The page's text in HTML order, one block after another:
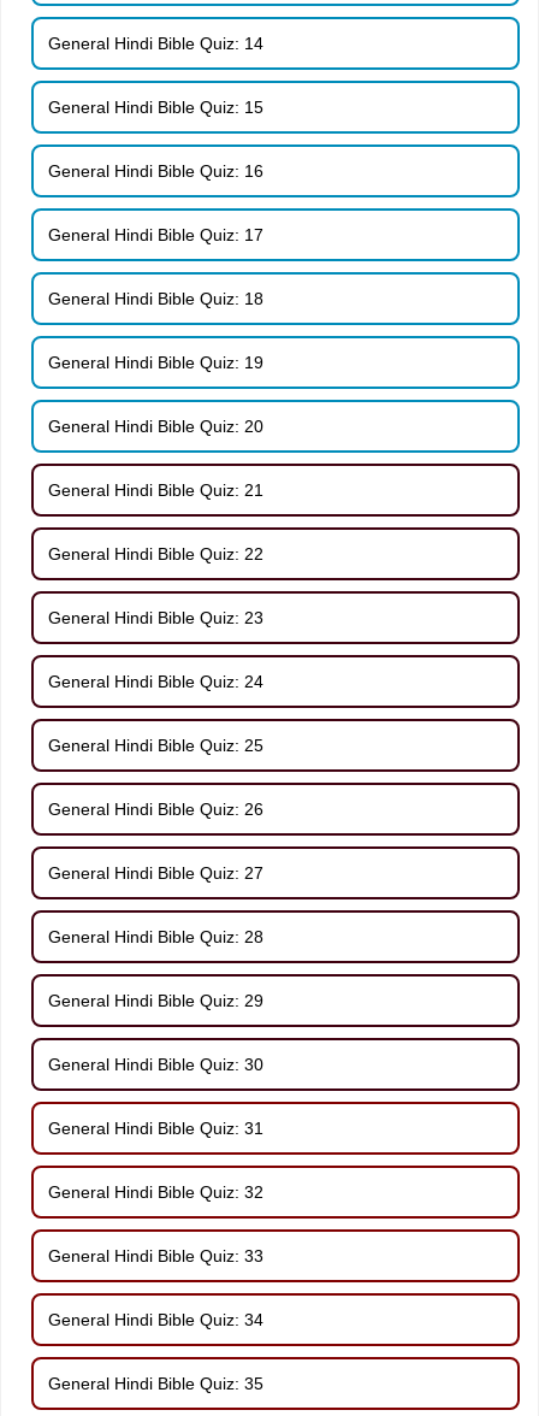
General Hindi Bible Quiz: 14
General Hindi Bible Quiz: 15
General Hindi Bible Quiz: 16
General Hindi Bible Quiz: 17
General Hindi Bible Quiz: 18
General Hindi Bible Quiz: 19
General Hindi Bible Quiz: 20
General Hindi Bible Quiz: 21
General Hindi Bible Quiz: 22
General Hindi Bible Quiz: 23
General Hindi Bible Quiz: 24
General Hindi Bible Quiz: 25
General Hindi Bible Quiz: 26
General Hindi Bible Quiz: 27
General Hindi Bible Quiz: 28
General Hindi Bible Quiz: 29
General Hindi Bible Quiz: 30
General Hindi Bible Quiz: 31
General Hindi Bible Quiz: 32
General Hindi Bible Quiz: 33
General Hindi Bible Quiz: 34
General Hindi Bible Quiz: 35